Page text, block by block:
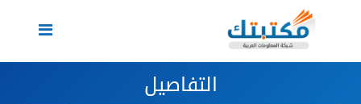
Toggle
navigation
التفاصيل